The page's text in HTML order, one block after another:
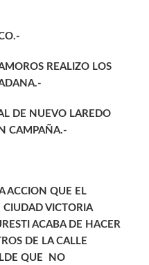
REALIZO LOS
DE NUEVO LAREDO
CAMPAÑA.-
ACCION QUE EL
CIUDAD VICTORIA
ACABA DE HACER
DE LA CALLE
QUE NO